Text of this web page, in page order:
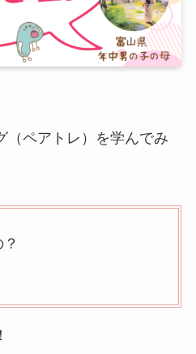
（ペアトレ）を学んでみ